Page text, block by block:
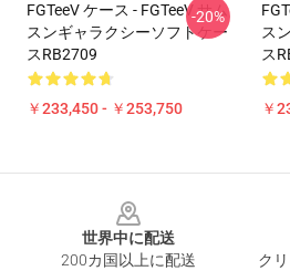
FGTeeV ケース - FGTeeV サム
スンギャラクシーソフトケー
スRB2709
￥233,450 - ￥253,750
-20%
ス
ス
￥
世界中に配送
200カ国以上に配送
ク